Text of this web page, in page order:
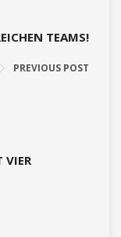
TEAMS!
PREVIOUS POST
VIER